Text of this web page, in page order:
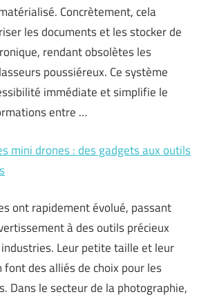
Concrètement, cela
les documents et les stocker de
rendant obsolètes les
poussiéreux. Ce système
immédiate et simplifie le
entre …
mini drones : des gadgets aux outils
ont rapidement évolué, passant
à des outils précieux
Leur petite taille et leur
des alliés de choix pour les
Dans le secteur de la photographie,